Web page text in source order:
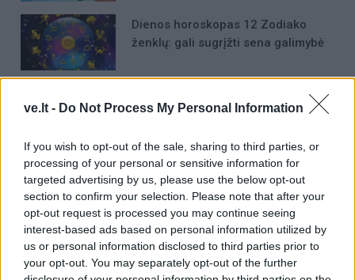
ve.lt - Do Not Process My Personal Information
If you wish to opt-out of the sale, sharing to third parties, or
processing of your personal or sensitive information for
targeted advertising by us, please use the below opt-out
section to confirm your selection. Please note that after your
opt-out request is processed you may continue seeing
interest-based ads based on personal information utilized by
us or personal information disclosed to third parties prior to
your opt-out. You may separately opt-out of the further
Dienos horoskopas 12 Zodiako
ženklų: gali sugrįžti sena galimybė
Kinija išbandė didžiausią pasaulyje
582 tonas sveriantį magnetą, kuris
Saulę“
Raktažodžiai
maironis Gintaro muziejus